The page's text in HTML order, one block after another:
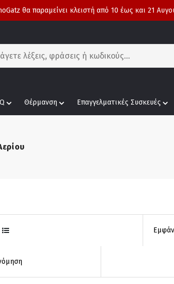
θα παραμείνει κλειστή από 10 έως και 21
Θέρμανση Επαγγελματικές Συσκευές